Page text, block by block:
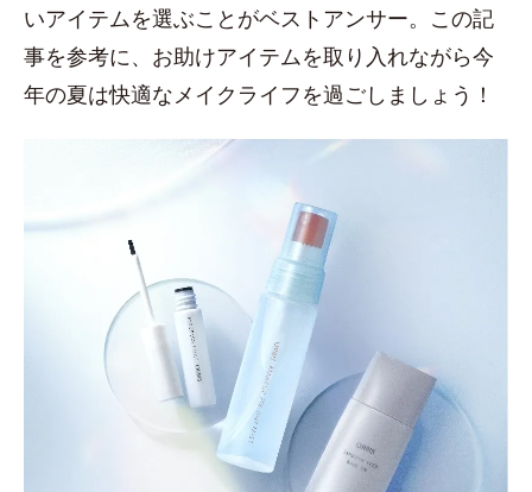
いアイテムを選ぶことがベストアンサー。この記
事を参考に、お助けアイテムを取り入れながら今
年の夏は快適なメイクライフを過ごしましょう！